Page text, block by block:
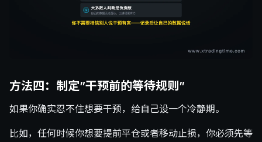
方法四：制定”干预前的等待规则”
如果你确实忍不住想要干预，给自己设一个冷静期。
比如，任何时候你想要提前平仓或者移动止损，你必须先等